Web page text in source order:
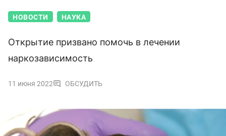
НОВОСТИ НАУКА
Открытие призвано помочь в лечении
наркозависимость
11 июня 2022 ОБСУДИТЬ